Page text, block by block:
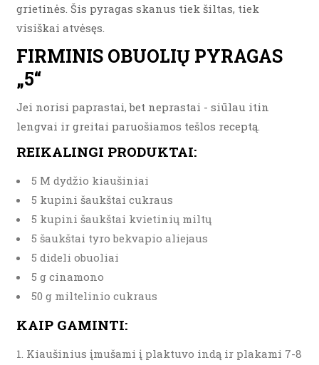
grietinės. Šis pyragas skanus tiek šiltas, tiek
visiškai atvėsęs.
FIRMINIS OBUOLIŲ PYRAGAS
„5“
Jei norisi paprastai, bet neprastai - siūlau itin
lengvai ir greitai paruošiamos tešlos receptą.
REIKALINGI PRODUKTAI:
5 M dydžio kiaušiniai
5 kupini šaukštai cukraus
5 kupini šaukštai kvietinių miltų
5 šaukštai tyro bekvapio aliejaus
5 dideli obuoliai
5 g cinamono
50 g miltelinio cukraus
KAIP GAMINTI:
Kiaušinius įmušami į plaktuvo indą ir plakami 7-8